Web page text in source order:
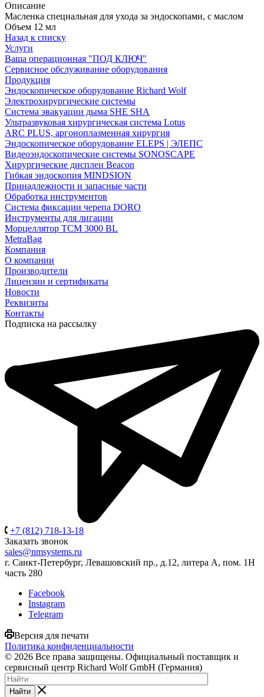
Описание
Масленка специальная для ухода за эндоскопами, с маслом
Объем 12 мл
Назад к списку
Услуги
Ваша операционная "ПОД КЛЮЧ"
Сервисное обслуживание оборудования
Продукция
Эндоскопическое оборудование Richard Wolf
Электрохирургические системы
Система эвакуации дыма SHE SHA
Ультразвуковая хирургическая система Lotus
ARC PLUS, аргоноплазменная хирургия
Эндоскопическое оборудование ELEPS | ЭЛЕПС
Видеоэндоскопические системы SONOSCAPE
Хирургические дисплеи Beacon
Гибкая эндоскопия MINDSION
Принадлежности и запасные части
Обработка инструментов
Система фиксации черепа DORO
Инструменты для лигации
Морцеллятор ТСМ 3000 BL
MetraBag
Компания
О компании
Производители
Лицензии и сертификаты
Новости
Реквизиты
Контакты
Подписка на рассылку
+7 (812) 718-13-18
Заказать звонок
sales@nmsystems.ru
г. Санкт-Петербург, Левашовский пр., д.12, литера А, пом. 1Н
часть 280
Facebook
Instagram
Telegram
Версия для печати
Политика конфиденциальности
© 2026 Все права защищены. Официальный поставщик и
сервисный центр Richard Wolf GmbH (Германия)
Найти